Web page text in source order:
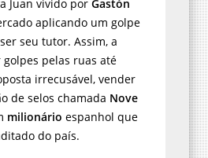
Juan vivido por Gastón
aplicando um golpe
seu tutor. Assim, a
pelas ruas até
irrecusável, vender
de selos chamada Nove
milionário espanhol que
do país.